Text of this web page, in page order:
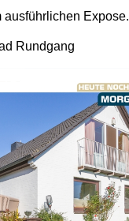
ausführlichen Expose.
Rundgang